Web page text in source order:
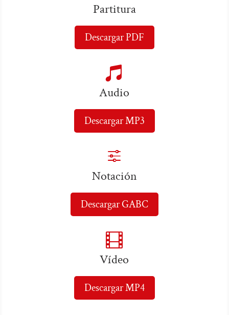
Partitura
Descargar PDF

Audio
Descargar MP3
f
Notación
Descargar GABC

Vídeo
Descargar MP4